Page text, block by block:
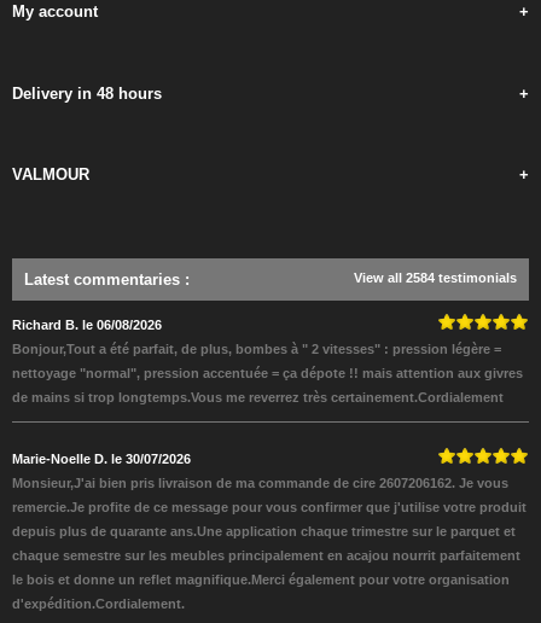
My account +
Delivery in 48 hours +
VALMOUR +
Latest commentaries : View all 2584 testimonials
Richard B. le 06/08/2026
Bonjour,Tout a été parfait, de plus, bombes à " 2 vitesses" : pression légère =
nettoyage "normal", pression accentuée = ça dépote !! mais attention aux givres
de mains si trop longtemps.Vous me reverrez très certainement.Cordialement
Marie-Noelle D. le 30/07/2026
Monsieur,J'ai bien pris livraison de ma commande de cire 2607206162. Je vous
remercie.Je profite de ce message pour vous confirmer que j'utilise votre produit
depuis plus de quarante ans.Une application chaque trimestre sur le parquet et
chaque semestre sur les meubles principalement en acajou nourrit parfaitement
le bois et donne un reflet magnifique.Merci également pour votre organisation
d'expédition.Cordialement.